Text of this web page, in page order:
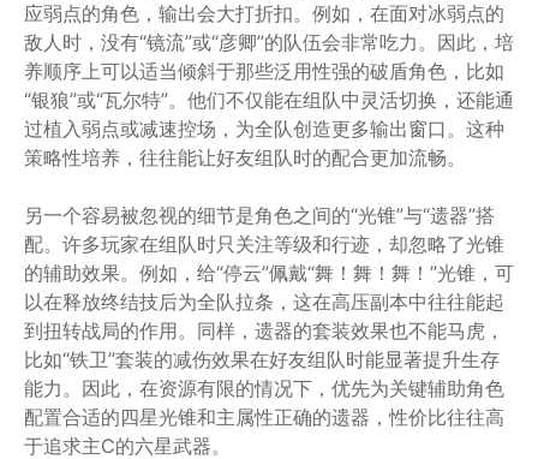
应弱点的角色，输出会大打折扣。例如，在面对冰弱点的
敌人时，没有“镜流”或“彦卿”的队伍会非常吃力。因此，培
养顺序上可以适当倾斜于那些泛用性强的破盾角色，比如
“银狼”或“瓦尔特”。他们不仅能在组队中灵活切换，还能通
过植入弱点或减速控场，为全队创造更多输出窗口。这种
策略性培养，往往能让好友组队时的配合更加流畅。
另一个容易被忽视的细节是角色之间的“光锥”与“遗器”搭
配。许多玩家在组队时只关注等级和行迹，却忽略了光锥
的辅助效果。例如，给“停云”佩戴“舞！舞！舞！”光锥，可
以在释放终结技后为全队拉条，这在高压副本中往往能起
到扭转战局的作用。同样，遗器的套装效果也不能马虎，
比如“铁卫”套装的减伤效果在好友组队时能显著提升生存
能力。因此，在资源有限的情况下，优先为关键辅助角色
配置合适的四星光锥和主属性正确的遗器，性价比往往高
于追求主C的六星武器。